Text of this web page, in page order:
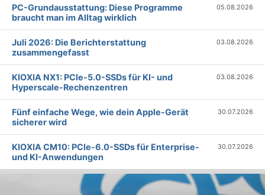
PC-Grundausstattung: Diese Programme
braucht man im Alltag wirklich
05.08.2026
Juli 2026: Die Bericht­erstattung
zusammengefasst
03.08.2026
KIOXIA NX1: PCIe-5.0-SSDs für KI- und
Hyperscale-Rechenzentren
03.08.2026
Fünf einfache Wege, wie dein Apple-Gerät
sicherer wird
30.07.2026
KIOXIA CM10: PCIe-6.0-SSDs für Enterprise-
und KI-Anwendungen
30.07.2026